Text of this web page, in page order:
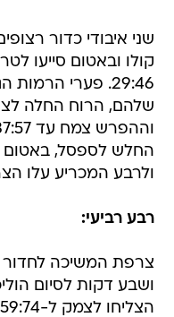
שני איבודי כדור
קולו ובאטום סייעו
29:46. פערי
שלהם, הרוח החלה
החלש לספסל, באטום
ולרבע המכריע עלו
רבע רביעי:
צרפת המשיכה